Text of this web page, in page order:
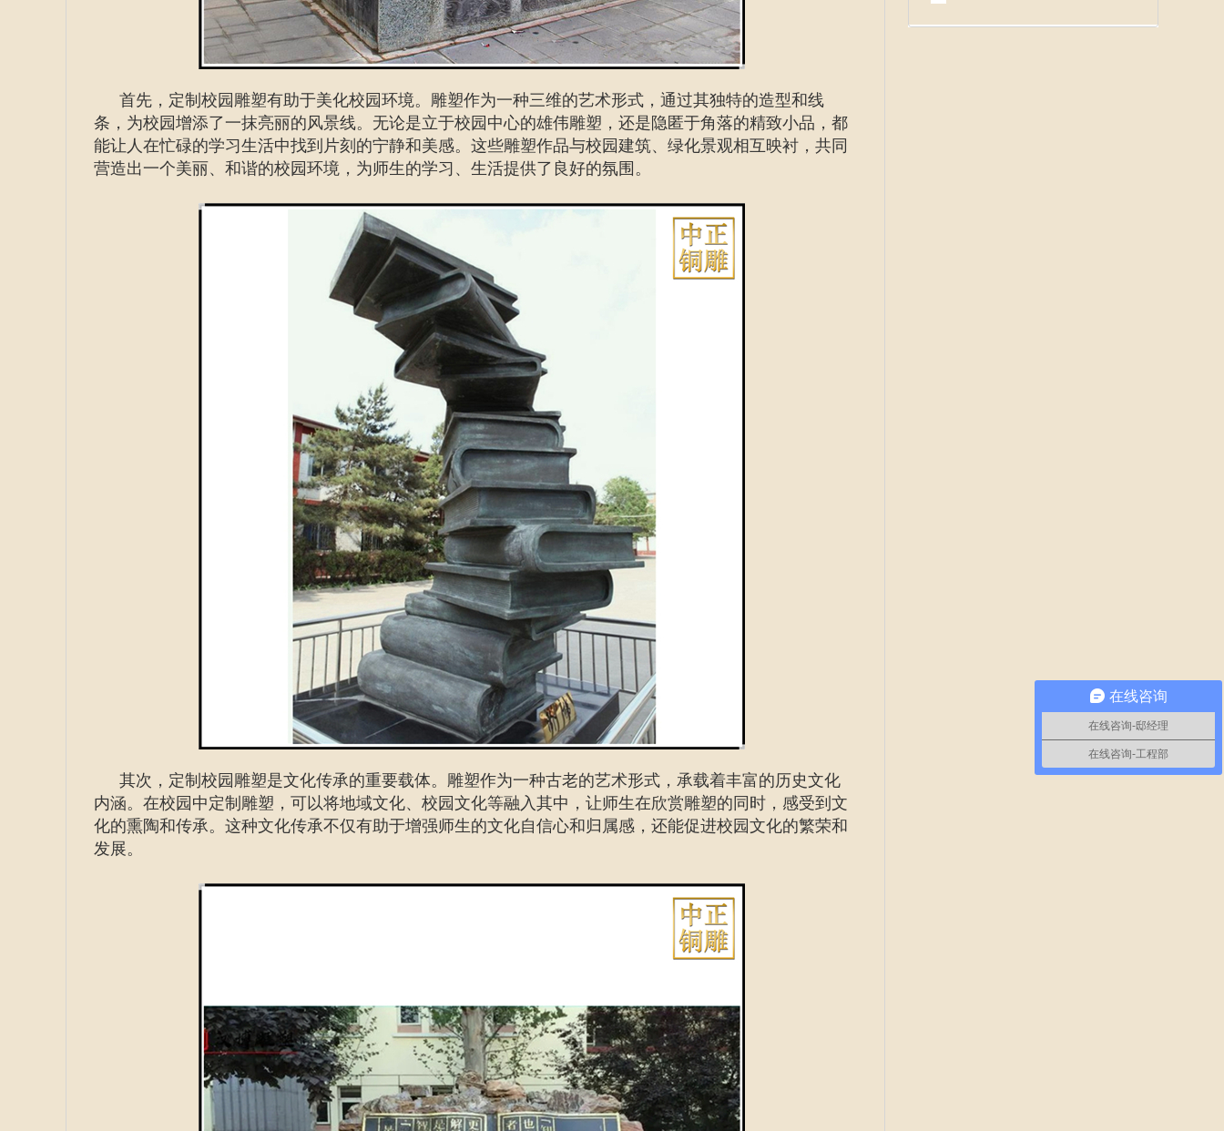
首先，定制校园雕塑有助于美化校园环境。雕塑作为一种三维的艺术形式，通过其独特的造型和线
条，为校园增添了一抹亮丽的风景线。无论是立于校园中心的雄伟雕塑，还是隐匿于角落的精致小品，都
能让人在忙碌的学习生活中找到片刻的宁静和美感。这些雕塑作品与校园建筑、绿化景观相互映衬，共同
营造出一个美丽、和谐的校园环境，为师生的学习、生活提供了良好的氛围。
其次，定制校园雕塑是文化传承的重要载体。雕塑作为一种古老的艺术形式，承载着丰富的历史文化
内涵。在校园中定制雕塑，可以将地域文化、校园文化等融入其中，让师生在欣赏雕塑的同时，感受到文
化的熏陶和传承。这种文化传承不仅有助于增强师生的文化自信心和归属感，还能促进校园文化的繁荣和
发展。
在线咨询
在线咨询-邸经理
在线咨询-工程部